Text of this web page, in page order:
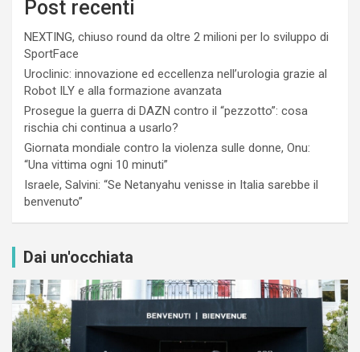
Post recenti
NEXTING, chiuso round da oltre 2 milioni per lo sviluppo di
SportFace
Uroclinic: innovazione ed eccellenza nell’urologia grazie al
Robot ILY e alla formazione avanzata
Prosegue la guerra di DAZN contro il “pezzotto”: cosa
rischia chi continua a usarlo?
Giornata mondiale contro la violenza sulle donne, Onu:
“Una vittima ogni 10 minuti”
Israele, Salvini: “Se Netanyahu venisse in Italia sarebbe il
benvenuto”
Dai un'occhiata